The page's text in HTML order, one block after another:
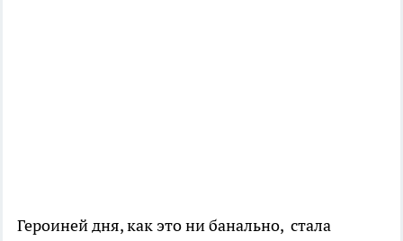
Героиней дня, как это ни банально, стала